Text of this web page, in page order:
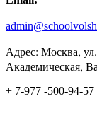
Адрес: Москва,
Академическая,
+ 7-977 -500-94-57